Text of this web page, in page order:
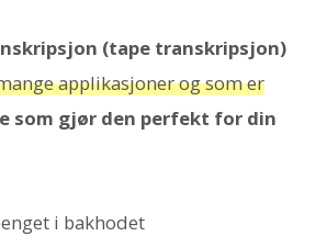
(tape transkripsjon)
applikasjoner og som er
som gjør den perfekt for din
i bakhodet